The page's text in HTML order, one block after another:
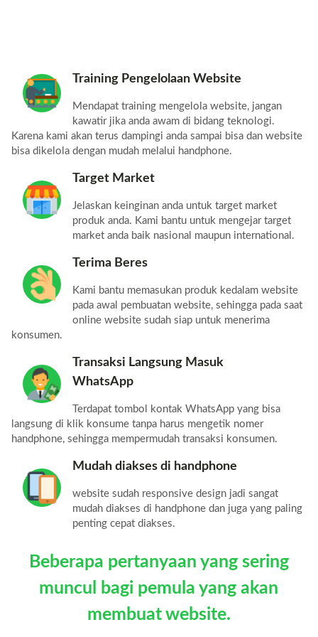
Training Pengelolaan Website
Mendapat training mengelola website, jangan
kawatir jika anda awam di bidang teknologi.
Karena kami akan terus dampingi anda sampai bisa dan website
bisa dikelola dengan mudah melalui handphone.
Target Market
Jelaskan keinginan anda untuk target market
produk anda. Kami bantu untuk mengejar target
market anda baik nasional maupun international.
Terima Beres
Kami bantu memasukan produk kedalam website
pada awal pembuatan website, sehingga pada saat
online website sudah siap untuk menerima
konsumen.
Transaksi Langsung Masuk
WhatsApp
Terdapat tombol kontak WhatsApp yang bisa
langsung di klik konsume tanpa harus mengetik nomer
handphone, sehingga mempermudah transaksi konsumen.
Mudah diakses di handphone
website sudah responsive design jadi sangat
mudah diakses di handphone dan juga yang paling
penting cepat diakses.
Beberapa pertanyaan yang sering
muncul bagi pemula yang akan
membuat website.